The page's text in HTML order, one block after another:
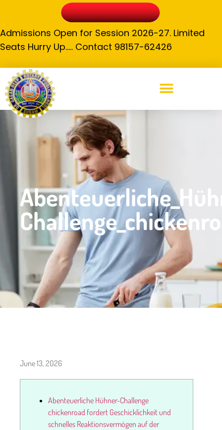
Admissions Open for Session 2026-27. Limited
Seats Hurry Up….. Contact 98157-62426
June 13, 2026
Abenteuerliche Hühner-Challenge
chickenroad fordert Geschicklichkeit und
schnelles Reaktionsvermögen auf der